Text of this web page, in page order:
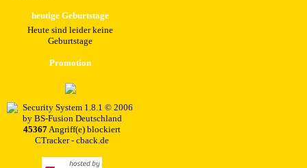
heutige Geburtstage
Heute sind leider keine
Geburtstage
Promotion
45367Angriff(e) blockiert
CTracker - cback.de